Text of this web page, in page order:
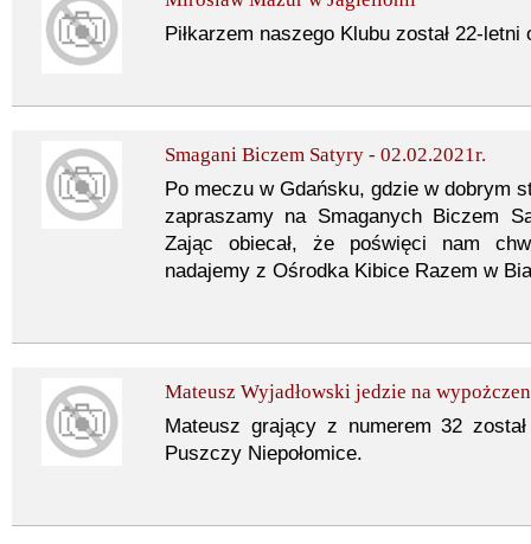
Piłkarzem naszego Klubu został 22-
Smagani Biczem Satyry - 02.02.2021r.
Po meczu w Gdańsku, gdzie w dobrym
zapraszamy na Smaganych Biczem
Zając obiecał, że poświęci nam
nadajemy z Ośrodka Kibice Razem w
Mateusz Wyjadłowski jedzie na
Mateusz grający z numerem 32
Puszczy Niepołomice.